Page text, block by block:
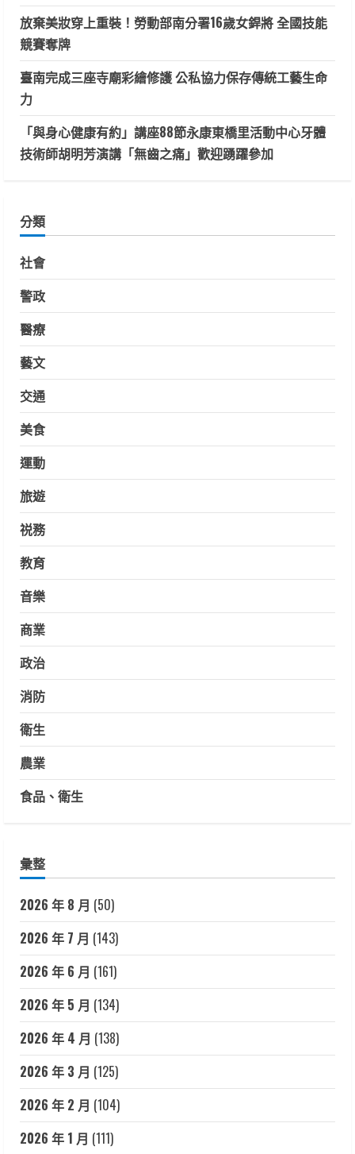
放棄美妝穿上重裝！勞動部南分署16歲女銲將 全國技能
競賽奪牌
臺南完成三座寺廟彩繪修護 公私協力保存傳統工藝生命
力
「與身心健康有約」講座88節永康東橋里活動中心牙體
技術師胡明芳演講「無齒之痛」歡迎踴躍參加
分類
社會
警政
醫療
藝文
交通
美食
運動
旅遊
祱務
教育
音樂
商業
政治
消防
衛生
農業
食品、衛生
彙整
2026 年 8 月 (50)
2026 年 7 月 (143)
2026 年 6 月 (161)
2026 年 5 月 (134)
2026 年 4 月 (138)
2026 年 3 月 (125)
2026 年 2 月 (104)
2026 年 1 月 (111)